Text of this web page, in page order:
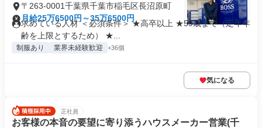
〒263-0001千葉県千葉市稲毛区長沼原町
月給25万6500円～35万6500円
求めている人材 ＜必須条件＞ ★高卒以上 ★59歳まで（定年年
齢を上限とするため） ★...
制服あり 業界未経験歓迎 +36個
気になる
正社員
お客様の本音の要望に寄り添うハウスメーカー営業(千